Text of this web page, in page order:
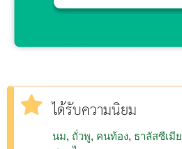
ได้รับความนิยม
นม ถั่วพู คนท้อง ธาลัสซีเมีย